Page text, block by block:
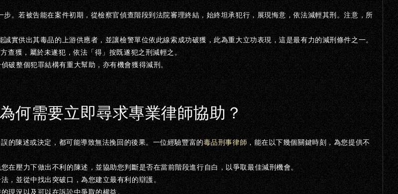
步。若被告能在案件初期，從檢察官偵查階段到法院審理終結，始終坦承犯行，展現悔意，依法減輕其刑。注意，所
誠實供出其毒品的上游供應者，並讓檢警單位依此線索成功破獲，此為重大立功表現，這是最有力的減刑條件之一。
查獲，屬於未遂犯，依法「得」按既遂犯之刑減輕之。
破整個犯罪結構有重大幫助，亦有機會獲得減刑。
何需要立即尋求專業律師協助？
的陳述或決定，都可能導致無法挽回的後果。一位經驗豐富的毒品刑事律師 ，能在以下幾個關鍵時刻，為您提供不
在壓力下做出不利的陳述，並協助您判斷是否在當前階段進行自白，以爭取最佳減刑機會。
，並從中找出突破口，為您建立最有利的辯護。
現況以及可以在訴訟中爭取的權益。